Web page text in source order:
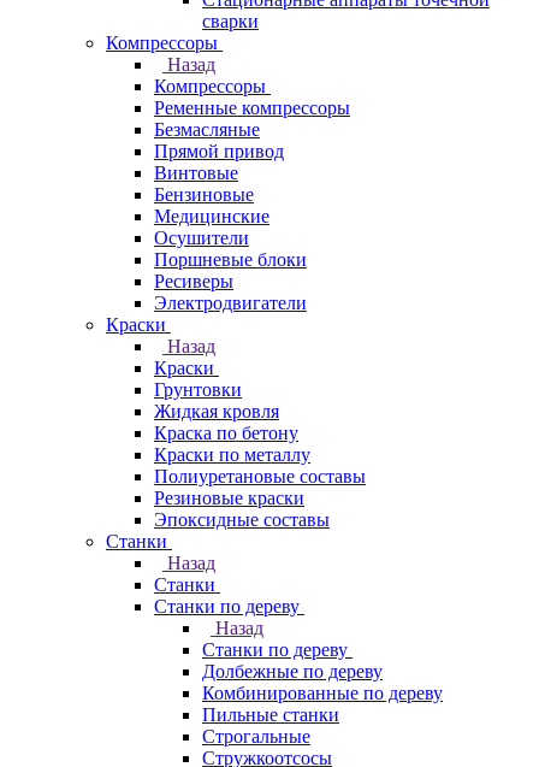
сварки
Компрессоры
Назад
Компрессоры
Ременные компрессоры
Безмасляные
Прямой привод
Винтовые
Бензиновые
Медицинские
Осушители
Поршневые блоки
Ресиверы
Электродвигатели
Краски
Назад
Краски
Грунтовки
Жидкая кровля
Краска по бетону
Краски по металлу
Полиуретановые составы
Резиновые краски
Эпоксидные составы
Станки
Назад
Станки
Станки по дереву
Назад
Станки по дереву
Долбежные по дереву
Комбинированные по дереву
Пильные станки
Строгальные
Стружкоотсосы